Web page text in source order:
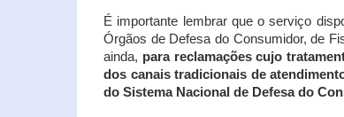
É importante lembrar que o serviço
Órgãos de Defesa do Consumidor, de
ainda, para reclamações cujo
dos canais tradicionais de
do Sistema Nacional de Defesa do